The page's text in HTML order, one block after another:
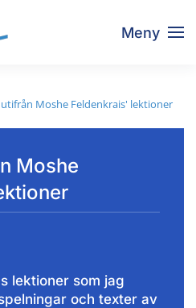
Meny
utifrån Moshe Feldenkrais' lektioner
Moshe
lektioner som jag
och texter av